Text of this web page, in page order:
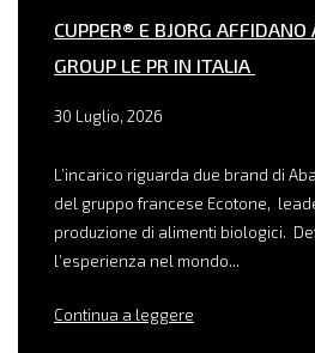
CUPPER® E BJORG AFFIDANO
GROUP LE PR IN ITALIA
30 Luglio, 2026
L’incarico riguarda due brand di
del gruppo francese Ecotone,
produzione di alimenti biologici.
l’esperienza nel mondo...
Continua a leggere